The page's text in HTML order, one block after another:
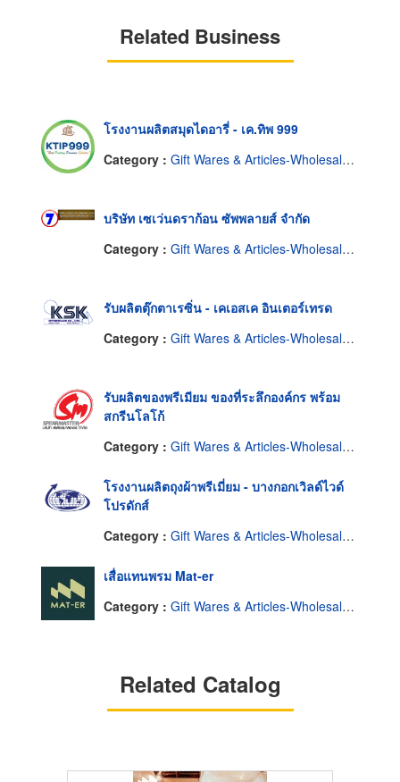
Related Business
โรงงานผลิตสมุดไดอารี่ - เค.ทิพ 999
Category : Gift Wares & Articles-Wholesale & Manufacturers
บริษัท เซเว่นดราก้อน ซัพพลายส์ จำกัด
Category : Gift Wares & Articles-Wholesale & Manufacturers
รับผลิตตุ๊กตาเรซิ่น - เคเอสเค อินเตอร์เทรด
Category : Gift Wares & Articles-Wholesale & Manufacturers
รับผลิตของพรีเมียม ของที่ระลึกองค์กร พร้อม
สกรีนโลโก้
Category : Gift Wares & Articles-Wholesale & Manufacturers
โรงงานผลิตถุงผ้าพรีเมี่ยม - บางกอกเวิลด์ไวด์
โปรดักส์
Category : Gift Wares & Articles-Wholesale & Manufacturers
เสื่อแทนพรม Mat-er
Category : Gift Wares & Articles-Wholesale & Manufacturers
Related Catalog